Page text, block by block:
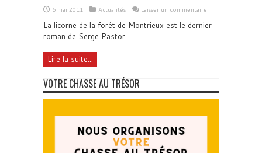
6 mai 2011 Actualités Laisser un commentaire
La licorne de la forêt de Montrieux est le dernier
roman de Serge Pastor
Lire la suite...
VOTRE CHASSE AU TRÉSOR